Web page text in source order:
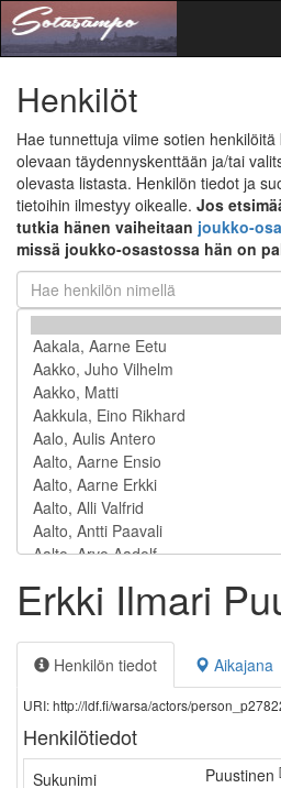
Henkilöt
Hae tunnettuja viime sotien
olevaan täydennyskenttään ja/tai
olevasta listasta. Henkilön tiedot ja
tietoihin ilmestyy oikealle. Jos
tutkia hänen vaiheitaan joukko-
missä joukko-osastossa hän on
Erkki Ilmari
Henkilön tiedot Aikajana
URI: http://ldf.fi/warsa/actors/
Henkilötiedot
Sukunimi Puustinen